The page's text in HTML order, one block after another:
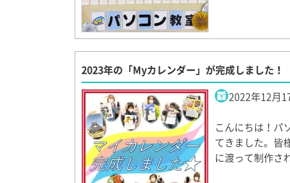
2023年の「Myカレンダー」が完成しました！
2022年12月
こんにちは！パ
てきました。皆
に渡って制作さ